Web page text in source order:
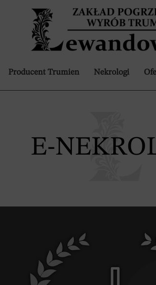
Producent Trumien Nekrologi
E-